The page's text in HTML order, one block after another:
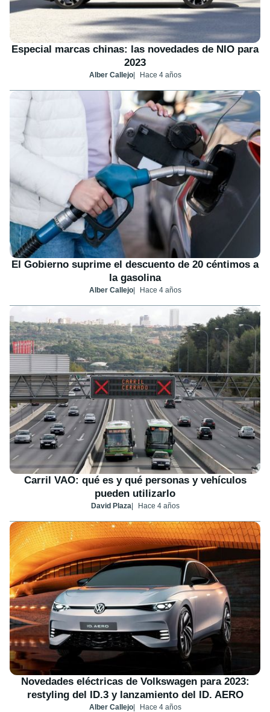
Especial marcas chinas: las novedades de NIO para
2023
Alber Callejo Hace 4 años
El Gobierno suprime el descuento de 20 céntimos a
la gasolina
Alber Callejo Hace 4 años
Carril VAO: qué es y qué personas y vehículos
pueden utilizarlo
David Plaza Hace 4 años
Novedades eléctricas de Volkswagen para 2023:
restyling del ID.3 y lanzamiento del ID. AERO
Alber Callejo Hace 4 años